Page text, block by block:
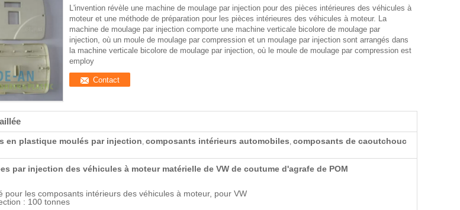
L'invention révèle une machine de moulage par injection pour des pièces intérieures des véhicules à
moteur et une méthode de préparation pour les pièces intérieures des véhicules à moteur. La
machine de moulage par injection comporte une machine verticale bicolore de moulage par
injection, où un moule de moulage par compression et un moulage par injection sont arrangés dans
la machine verticale bicolore de moulage par injection, où le moule de moulage par compression est
employ
Contact
en plastique moulés par injection, composants intérieurs automobiles, composants de caoutchouc
par injection des véhicules à moteur matérielle de VW de coutume d'agrafe de POM
pour les composants intérieurs des véhicules à moteur, pour VW
: 100 tonnes